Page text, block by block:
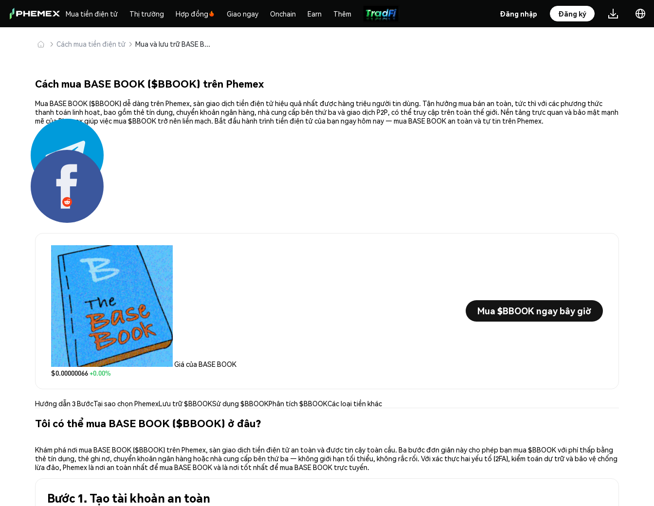
Mua tiền điện tử Thị trường Hợp đồng Giao ngay Onchain Earn Thêm Đăng nhập Đăng ký
Cách mua tiền điện tử Mua và lưu trữ BASE BOOK ($BBOOK) an toàn
Cách mua BASE BOOK ($BBOOK) trên Phemex
Mua BASE BOOK ($BBOOK) dễ dàng trên Phemex, sàn giao dịch tiền điện tử hiệu quả nhất được hàng triệu người tin dùng. Tận hưởng mua bán an toàn, tức thì với các phương thức
thanh toán linh hoạt, bao gồm thẻ tín dụng, chuyển khoản ngân hàng, nhà cung cấp bên thứ ba và giao dịch P2P, có thể truy cập trên toàn thế giới. Nền tảng trực quan và bảo mật mạnh
mẽ của Phemex giúp việc mua $BBOOK trở nên liền mạch. Bắt đầu hành trình tiền điện tử của bạn ngay hôm nay — mua BASE BOOK an toàn và tự tin trên Phemex.
Chia sẻ:
Giá của BASE BOOK
$0.00000066+0.00%
Mua $BBOOK ngay bây giờ
Hướng dẫn 3 BướcTại sao chọn PhemexLưu trữ $BBOOKSử dụng $BBOOKPhân tích $BBOOKCác loại tiền khác
Tôi có thể mua BASE BOOK ($BBOOK) ở đâu?
Khám phá nơi mua BASE BOOK ($BBOOK) trên Phemex, sàn giao dịch tiền điện tử an toàn và được tin cậy toàn cầu. Ba bước đơn giản này cho phép bạn mua $BBOOK với phí thấp bằng
thẻ tín dụng, thẻ ghi nợ, chuyển khoản ngân hàng hoặc nhà cung cấp bên thứ ba — không giới hạn tối thiểu, không rắc rối. Với xác thực hai yếu tố (2FA), kiểm toán dự trữ và bảo vệ chống
lừa đảo, Phemex là nơi an toàn nhất để mua BASE BOOK và là nơi tốt nhất để mua BASE BOOK trực tuyến.
Bước 1. Tạo tài khoản an toàn